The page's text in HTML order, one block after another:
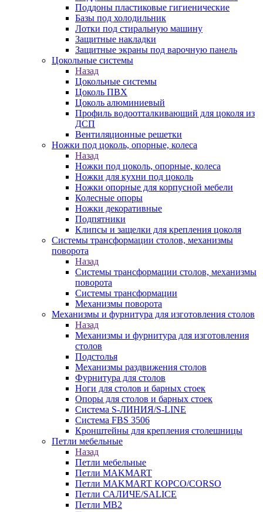
Поддоны пластиковые гигиенические
Базы под холодильник
Лотки под стиральную машину
Защитные накладки
Защитные экраны под варочную панель
Цокольные системы
Назад
Цокольные системы
Цоколь ПВХ
Цоколь алюминиевый
Профиль водоотталкивающий для цоколя из
ДСП
Вентиляционные решетки
Ножки под цоколь, опорные, колеса
Назад
Ножки под цоколь, опорные, колеса
Ножки для кухни под цоколь
Ножки опорные для корпусной мебели
Колесные опоры
Ножки декоративные
Подпятники
Клипсы и защелки для крепления цоколя
Системы трансформации столов, механизмы
поворота
Назад
Системы трансформации столов, механизмы
поворота
Системы трансформации
Механизмы поворота
Механизмы и фурнитура для изготовления столов
Назад
Механизмы и фурнитура для изготовления
столов
Подстолья
Механизмы раздвижения столов
Фурнитура для столов
Ноги для столов и барных стоек
Опоры для столов и барных стоек
Система S-ЛИНИЯ/S-LINE
Система FBS 3506
Кронштейны для крепления столешницы
Петли мебельные
Назад
Петли мебельные
Петли MAKMART
Петли MAKMART КОРСО/CORSO
Петли САЛИЧЕ/SALICE
Петли MB2